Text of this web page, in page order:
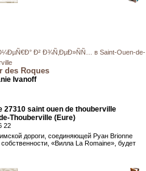
Ð² Ð¾Ñ‚ÐµÐ»ÑÑ… в Saint-Ouen-de-
des Roques
Ivanoff
27310 saint ouen de thouberville
Thouberville (Eure)
22
дороги, соединяющей Руан Brionne
«Вилла La Romaine», будет